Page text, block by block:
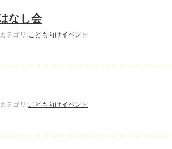
なし会
カテゴリ: こども向けイベント
カテゴリ: こども向けイベント